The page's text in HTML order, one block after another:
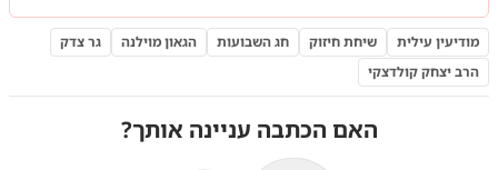
מודיעין עילית שיחת חיזוק חג השבועות הגאון מוילנה
גר צדק
הרב יצחק קולדצקי
האם הכתבה עניינה אותך?